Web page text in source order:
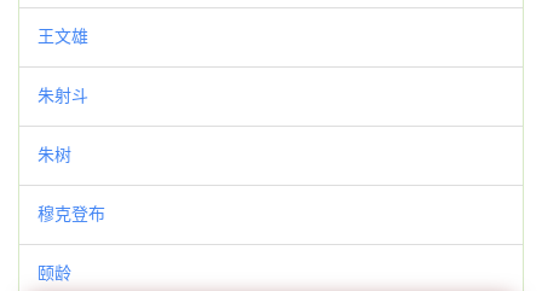
王文雄
朱射斗
朱树
穆克登布
颐龄